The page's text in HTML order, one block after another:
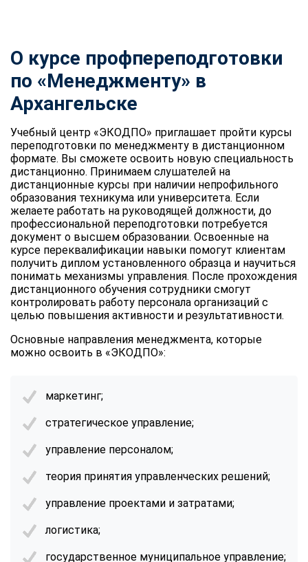
О курсе профпереподготовки
по «Менеджменту» в
Архангельске
Учебный центр «ЭКОДПО» приглашает пройти курсы
переподготовки по менеджменту в дистанционном
формате. Вы сможете освоить новую специальность
дистанционно. Принимаем слушателей на
дистанционные курсы при наличии непрофильного
образования техникума или университета. Если
желаете работать на руководящей должности, до
профессиональной переподготовки потребуется
документ о высшем образовании. Освоенные на
курсе переквалификации навыки помогут клиентам
получить диплом установленного образца и научиться
понимать механизмы управления. После прохождения
дистанционного обучения сотрудники смогут
контролировать работу персонала организаций с
целью повышения активности и результативности.
Основные направления менеджмента, которые
можно освоить в «ЭКОДПО»:
маркетинг;
стратегическое управление;
управление персоналом;
теория принятия управленческих решений;
управление проектами и затратами;
логистика;
государственное муниципальное управление;